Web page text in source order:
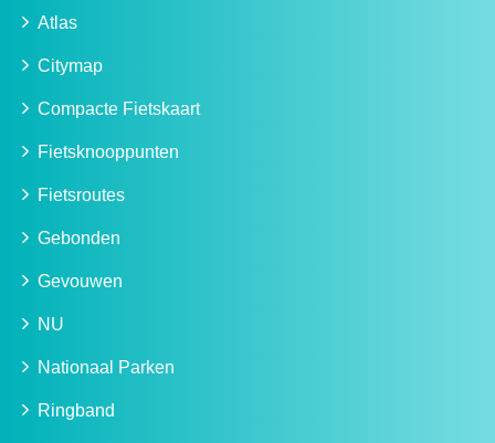
Atlas
Citymap
Compacte Fietskaart
Fietsknooppunten
Fietsroutes
Gebonden
Gevouwen
NU
Nationaal Parken
Ringband